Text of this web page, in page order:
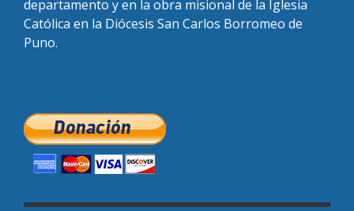
departamento y en la obra misional de la Iglesia
Católica en la Diócesis San Carlos Borromeo de
Puno.